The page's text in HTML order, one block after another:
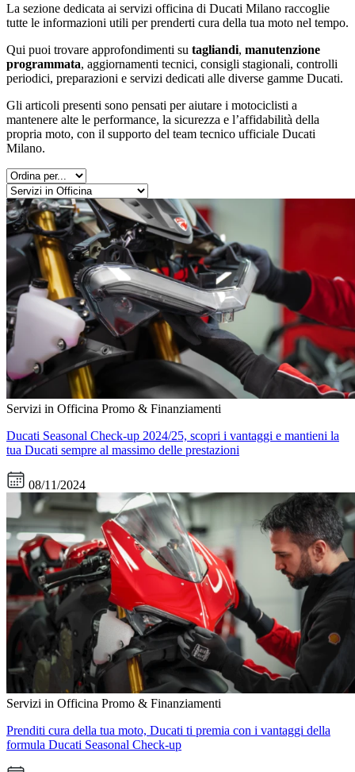
La sezione dedicata ai servizi officina di Ducati Milano raccoglie
tutte le informazioni utili per prenderti cura della tua moto nel tempo.
Qui puoi trovare approfondimenti su tagliandi, manutenzione
programmata, aggiornamenti tecnici, consigli stagionali, controlli
periodici, preparazioni e servizi dedicati alle diverse gamme Ducati.
Gli articoli presenti sono pensati per aiutare i motociclisti a
mantenere alte le performance, la sicurezza e l’affidabilità della
propria moto, con il supporto del team tecnico ufficiale Ducati
Milano.
Servizi in Officina Promo & Finanziamenti
Ducati Seasonal Check-up 2024/25, scopri i vantaggi e mantieni la
tua Ducati sempre al massimo delle prestazioni
08/11/2024
Servizi in Officina Promo & Finanziamenti
Prenditi cura della tua moto, Ducati ti premia con i vantaggi della
formula Ducati Seasonal Check-up